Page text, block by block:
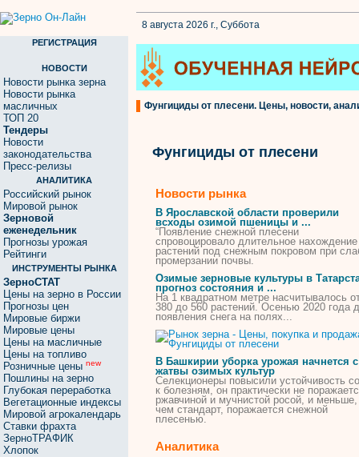
8 августа 2026 г., Суббота
РЕГИСТРАЦИЯ
НОВОСТИ
Новости рынка зерна
Новости рынка
масличных
ТОП 20
Тендеры
Новости
законодательства
Пресс-релизы
АНАЛИТИКА
Российский рынок
Мировой рынок
Зерновой
еженедельник
Прогнозы урожая
Рейтинги
ИНСТРУМЕНТЫ РЫНКА
ЗерноСТАТ
Цены на зерно в России
Прогнозы цен
Мировые биржи
Мировые цены
Цены на масличные
Цены на топливо
Розничные цены new
Пошлины на зерно
Глубокая переработка
Вегетационные индексы
Мировой агрокалендарь
Ставки фрахта
ЗерноТРАФИК
Хлопок
Фунгициды от плесени. Цены, новости,
Фунгициды от плесени
Новости рынка
В Ярославской области проверили
всходы озимой пшеницы и ...
“Появление снежной плесени
спровоцировало длительное нахождение
растений под снежным покровом при
промерзании почвы.
Озимые зерновые культуры в
прогноз состояния и ...
На 1 квадратном метре насчитывалось
380 до 560 растений. Осенью 2020 года
появления снега на полях...
В Башкирии уборка урожая начнется с
жатвы озимых культур
Селекционеры повысили устойчивость
к болезням, он практически не
ржавчиной и мучнистой росой, и меньше,
чем стандарт, поражается снежной
плесенью.
Аналитика